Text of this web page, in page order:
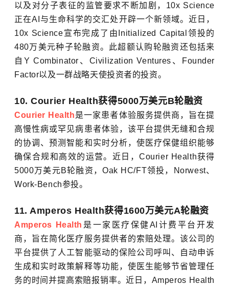
以及对分子表征的监管要求不断加剧，10x Science
正在AI与生命科学的交汇处开辟一个新领域。近日，
10x Science宣布完成了由Initialized Capital领投的
480万美元种子轮融资。此超额认购轮融资还包括来
自Y Combinator、Civilization Ventures、Founder
Factor以及一群战略天使投资者的投资。
10. Courier Health获得5000万美元B轮融资
Courier Health是一家患者体验服务提供商，旨在提
高慢性病或罕见病患者体验，该平台提供无缝和合规
的协调、预测智能和实时分析，使医疗保健组织能够
确保合规和高效的运营。近日，Courier Health获得
5000万美元B轮融资，Oak HC/FT领投，Norwest、
Work-Bench参投。
11. Amperos Health获得1600万美元A轮融资
Amperos Health 是一家医疗保健AI计费平台开发
商，旨在简化医疗服务提供者的索赔处理。该公司的
平台提供了人工智能驱动的保险公司呼叫、自动申诉
生成和实时政策解释等功能，使医生能够节省管理任
务的时间并提高索赔报销率。近日，Amperos Health